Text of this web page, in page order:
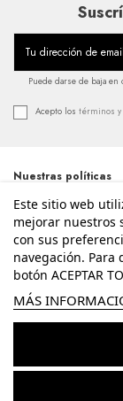
Puede darse de baja
Acepto los términos
Nuestras políticas
Términos y
condiciones
Política de
privacidad
Aviso legal
Accesibilidad
Este sitio web
mejorar nuestros
con sus
navegación. Para
botón ACEPTAR
MÁS